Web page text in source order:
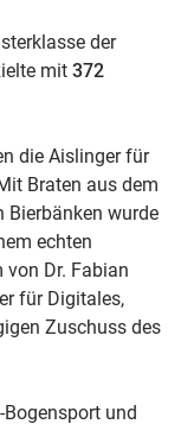
der
mit 372
die Aislinger für
Braten aus dem
Bierbänken wurde
echten
von Dr. Fabian
für Digitales,
Zuschuss des
und